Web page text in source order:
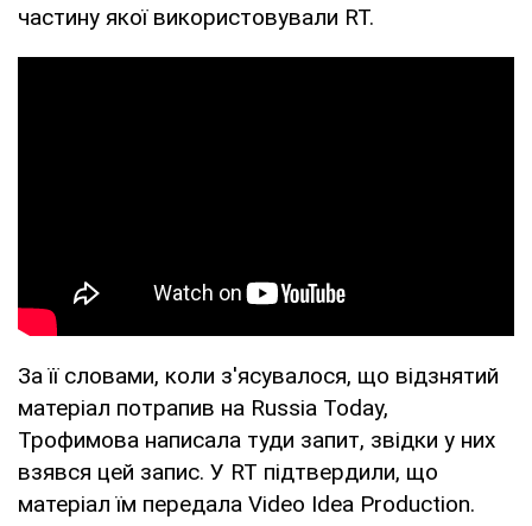
частину якої використовували RT.
За її словами, коли з'ясувалося, що відзнятий
матеріал потрапив на Russia Today,
Трофимова написала туди запит, звідки у них
взявся цей запис. У RT підтвердили, що
матеріал їм передала Video Idea Production.